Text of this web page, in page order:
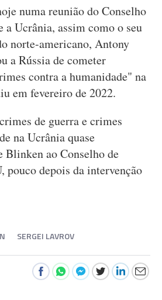
numa reunião do Conselho
a Ucrânia, assim como o seu
norte-americano, Antony
a Rússia de cometer
contra a humanidade" na
em fevereiro de 2022.
de guerra e crimes
na Ucrânia quase
Blinken ao Conselho de
pouco depois da intervenção
SERGEI LAVROV